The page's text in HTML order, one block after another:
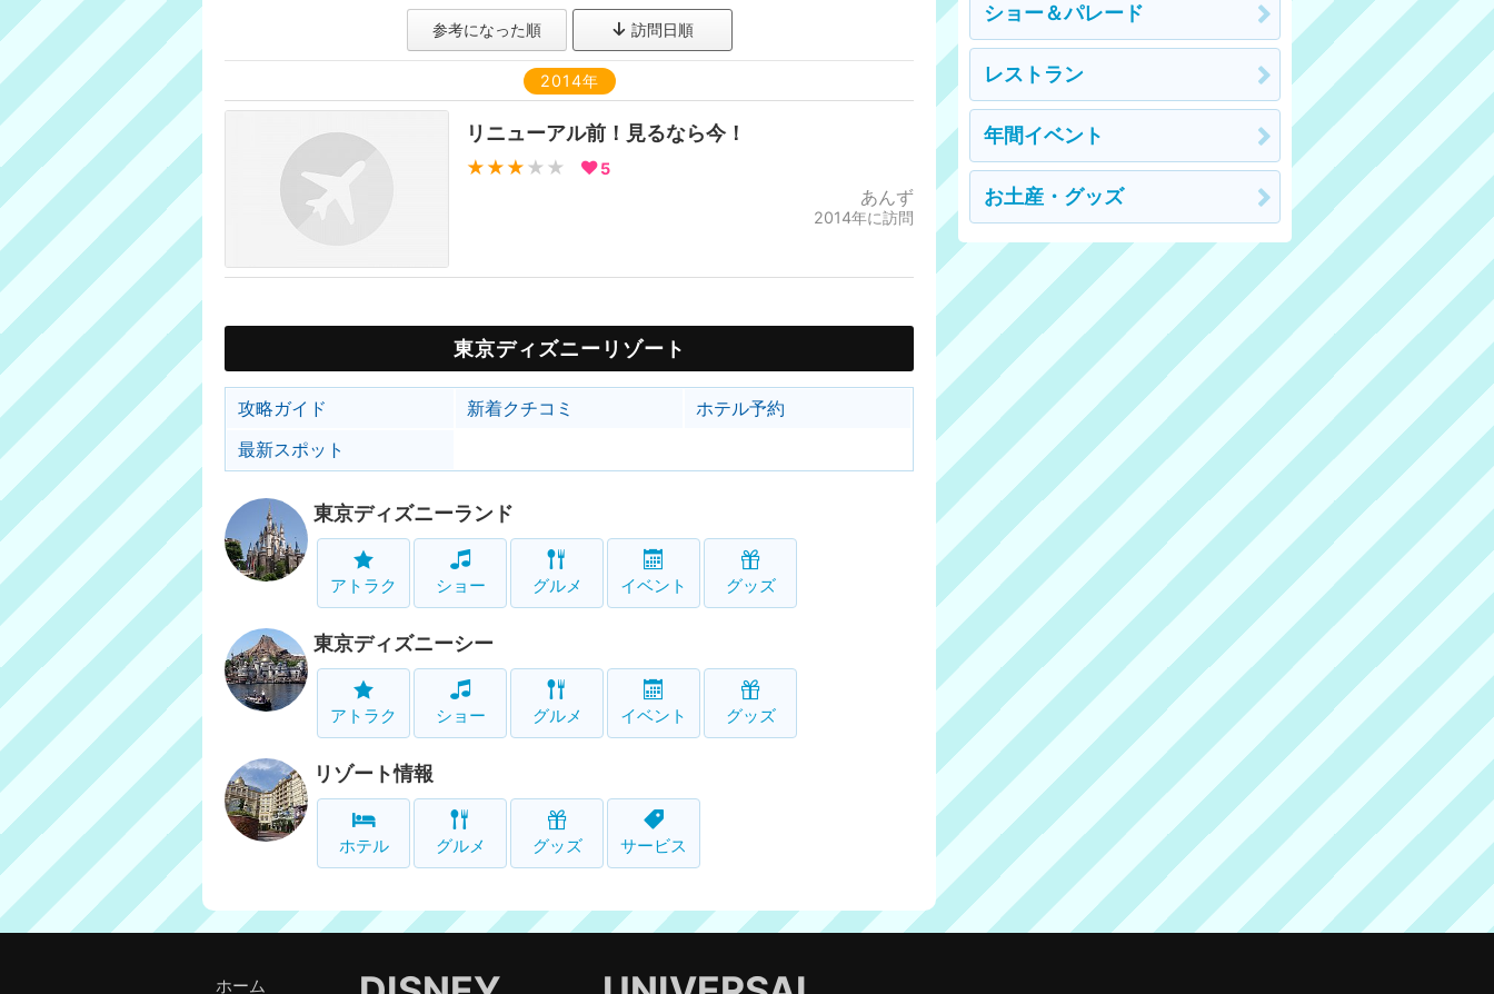
参考になった順 訪問日順
2014年
リニューアル前！見るなら今！
★★★ ★★ 5
あんず
2014年に訪問
東京ディズニーリゾート
攻略ガイド 新着クチコミ
ホテル予約
最新スポット
東京ディズニーランド
アトラク ショー グルメ イベント グッズ
東京ディズニーシー
アトラク ショー グルメ イベント グッズ
リゾート情報
ホテル グルメ グッズ サービス
ショー＆パレード
レストラン
年間イベント
お土産・グッズ
ホーム